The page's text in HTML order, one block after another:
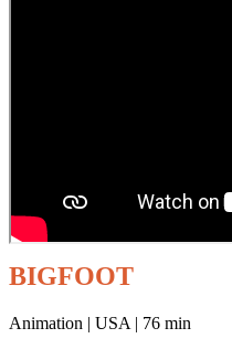
BIGFOOT
Animation | USA | 76 min